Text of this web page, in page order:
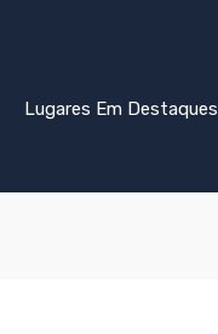
Lugares Em Destaques